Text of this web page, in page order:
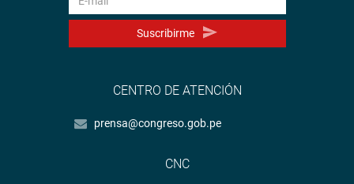
Suscribirme
CENTRO DE ATENCIÓN
prensa@congreso.gob.pe
CNC